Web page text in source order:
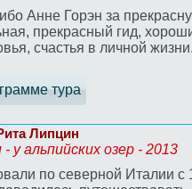
Анне Горэн за
прекрасный гид,
счастья в личной жизни.
тура
Липцин
у альпийских озер - 2013
по северной Италии с